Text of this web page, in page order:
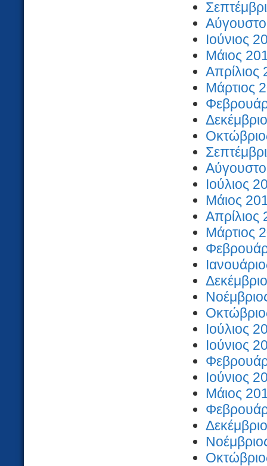
Ιούνιος
Μάιος
Απρίλιος
Μάρτιος
Ιούλιος
Μάιος
Απρίλιος
Μάρτιος
Ιούλιος
Ιούνιος
Ιούνιος
Μάιος